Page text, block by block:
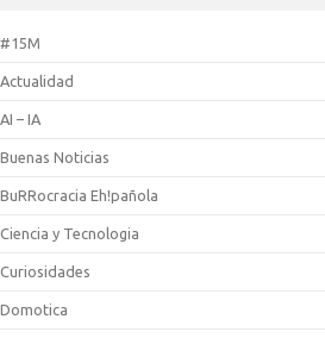
#15M
Actualidad
AI – IA
Buenas Noticias
BuRRocracia Eh!pañola
Ciencia y Tecnologia
Curiosidades
Domotica